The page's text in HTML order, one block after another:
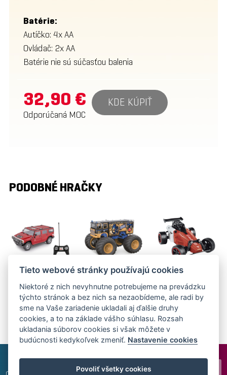
Batérie:
Autíčko: 4x AA
Ovládač: 2x AA
Batérie nie sú súčasťou balenia
32,90 €
Odporúčaná MOC
KDE KÚPIŤ
PODOBNÉ HRAČKY
RC HUMMER
H2
BRC 12.220
BIG FOOT -
BUS
BRC 18.423
BUGGY
FORMULE
BRC 18.410
Tieto webové stránky používajú cookies
Niektoré z nich nevyhnutne potrebujeme na prevádzku
týchto stránok a bez nich sa nezaobídeme, ale radi by
sme na Vaše zariadenie ukladali aj ďalšie druhy
cookies, a to na základe vášho súhlasu. Rozsah
ukladania súborov cookies si však môžete v
budúcnosti kedykoľvek zmeniť. Nastavenie cookies
Povoliť všetky cookies